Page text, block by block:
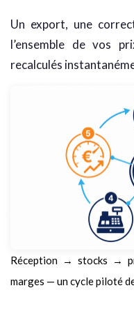
Un export, une
l’ensemble de vos
recalculés
Réception → stocks →
marges — un cycle piloté